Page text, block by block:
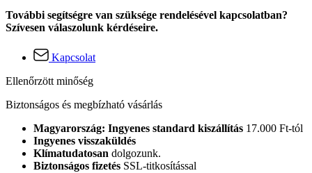
További segítségre van szüksége rendelésével kapcsolatban?
Szívesen válaszolunk kérdéseire.
Kapcsolat
Ellenőrzött minőség
Biztonságos és megbízható vásárlás
Magyarország: Ingyenes standard kiszállítás 17.000 Ft-tól
Ingyenes visszaküldés
Klímatudatosan dolgozunk.
Biztonságos fizetés SSL-titkosítással